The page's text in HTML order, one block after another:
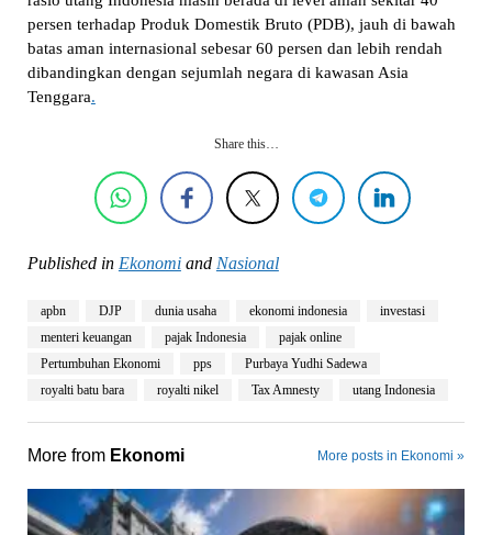
persen terhadap Produk Domestik Bruto (PDB), jauh di bawah
batas aman internasional sebesar 60 persen dan lebih rendah
dibandingkan dengan sejumlah negara di kawasan Asia
Tenggara.
Share this…
Published in Ekonomiand Nasional
apbn DJP dunia usaha ekonomi indonesia
investasi
menteri keuangan
pajak Indonesia
pajak online
Pertumbuhan Ekonomi
pps
Purbaya Yudhi Sadewa
royalti batu bara
royalti nikel Tax Amnesty utang Indonesia
More from Ekonomi More posts in Ekonomi »